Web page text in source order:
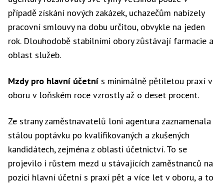
případě získání nových zakázek, uchazečům nabízely
pracovní smlouvy na dobu určitou, obvykle na jeden
rok. Dlouhodobě stabilními obory zůstávají farmacie a
oblast služeb.
Mzdy pro hlavní účetní s minimálně pětiletou praxí v
oboru v loňském roce vzrostly až o deset procent.
Ze strany zaměstnavatelů loni agentura zaznamenala
stálou poptávku po kvalifikovaných a zkušených
kandidátech, zejména z oblasti účetnictví. To se
projevilo i růstem mezd u stávajících zaměstnanců na
pozici hlavní účetní s praxí pět a více let v oboru, a to